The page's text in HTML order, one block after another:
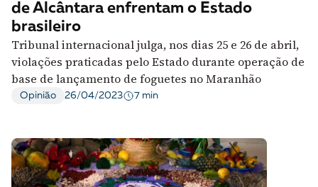
de Alcântara enfrentam o Estado
brasileiro
Tribunal internacional julga, nos dias 25 e 26 de abril,
violações praticadas pelo Estado durante operação de
base de lançamento de foguetes no Maranhão
Opinião 26/04/2023 7 min